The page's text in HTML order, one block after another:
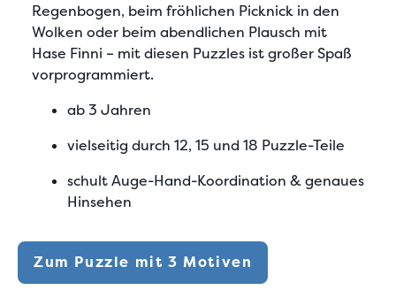
Regenbogen, beim fröhlichen Picknick in den
Wolken oder beim abendlichen Plausch mit
Hase Finni – mit diesen Puzzles ist großer Spaß
vorprogrammiert.
ab 3 Jahren
vielseitig durch 12, 15 und 18 Puzzle-Teile
schult Auge-Hand-Koordination & genaues
Hinsehen
Zum Puzzle mit 3 Motiven